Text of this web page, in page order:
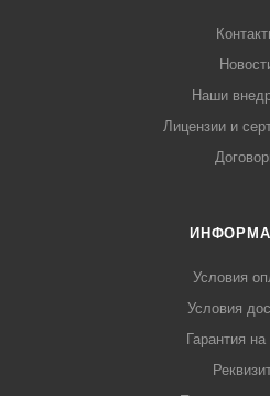
Наши
Лицензии и
Условия
Условия
Гарантия на